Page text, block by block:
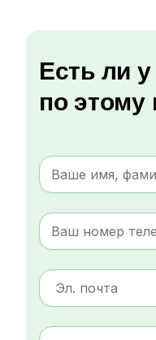
Есть ли
по этому